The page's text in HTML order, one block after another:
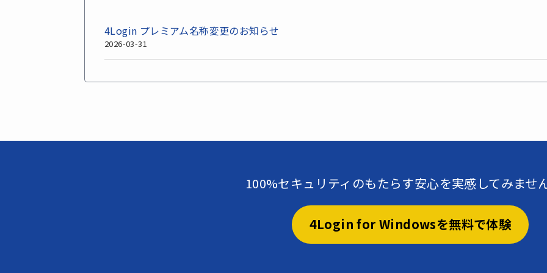
4Login プレミアム名称変更のお知らせ
2026-03-31
100%セキュリティのもたらす安心を実感してみませ
4Login for Windowsを無料で体験